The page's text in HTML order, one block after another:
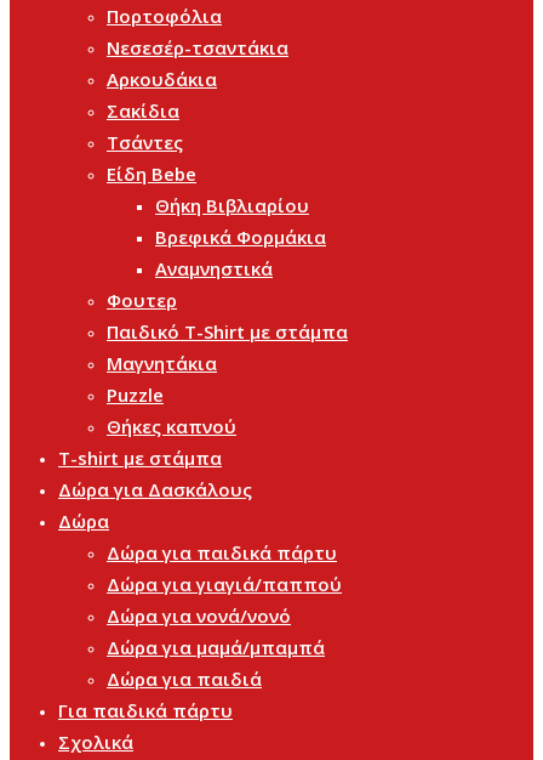
Πορτοφόλια
Νεσεσέρ-τσαντάκια
Αρκουδάκια
Σακίδια
Τσάντες
Είδη Bebe
Θήκη Βιβλιαρίου
Βρεφικά Φορμάκια
Αναμνηστικά
Φουτερ
Παιδικό T-Shirt με στάμπα
Μαγνητάκια
Puzzle
Θήκες καπνού
T-shirt με στάμπα
Δώρα για Δασκάλους
Δώρα
Δώρα για παιδικά πάρτυ
Δώρα για γιαγιά/παππού
Δώρα για νονά/νονό
Δώρα για μαμά/μπαμπά
Δώρα για παιδιά
Για παιδικά πάρτυ
Σχολικά